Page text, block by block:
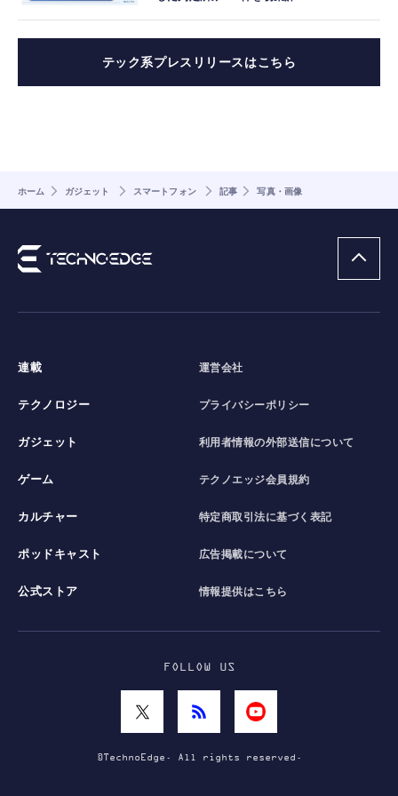
テック系プレスリリースはこちら
ホーム ガジェット スマートフォン 記事 写真・画像
連載
テクノロジー
ガジェット
ゲーム
カルチャー
ポッドキャスト
公式ストア
運営会社
プライバシーポリシー
利用者情報の外部送信について
テクノエッジ会員規約
特定商取引法に基づく表記
広告掲載について
情報提供はこちら
FOLLOW US
©TechnoEdge. All rights reserved.